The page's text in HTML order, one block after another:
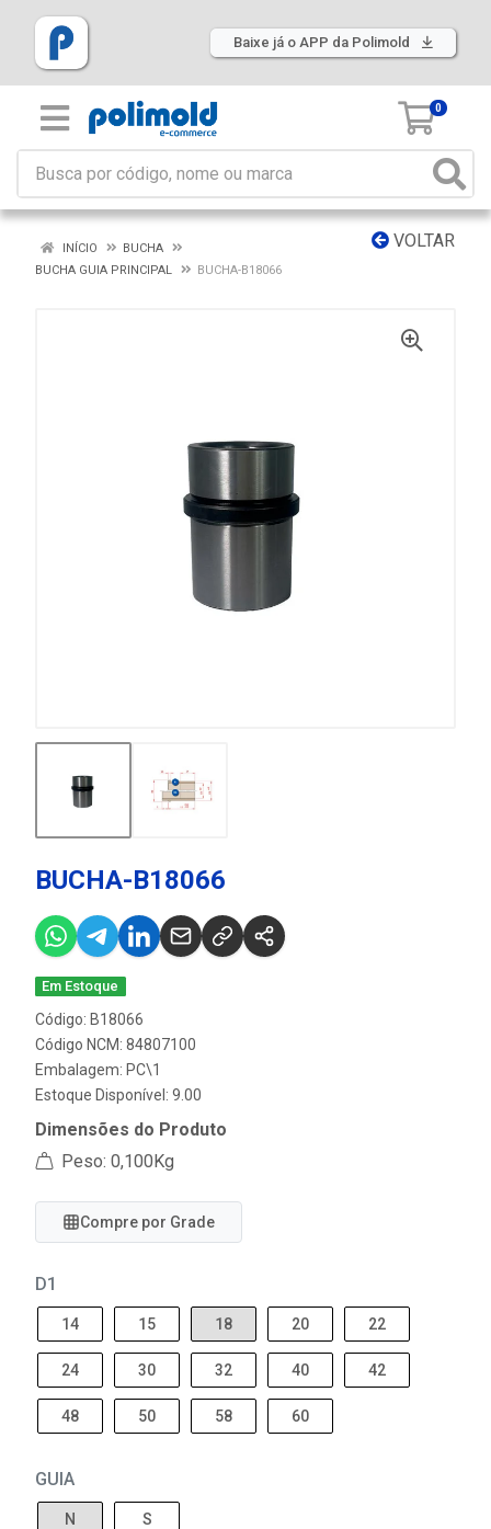
Baixe já o APP da Polimold
0
VOLTAR
INÍCIO
BUCHA
BUCHA GUIA PRINCIPAL
BUCHA-B18066
BUCHA-B18066
Em Estoque
Código: B18066
Código NCM: 84807100
Embalagem: PC\1
Estoque Disponível: 9.00
Dimensões do Produto
Peso: 0,100Kg
Compre por Grade
D1
14 15 18 20 22
24 30 32 40 42
48 50 58 60
GUIA
N S